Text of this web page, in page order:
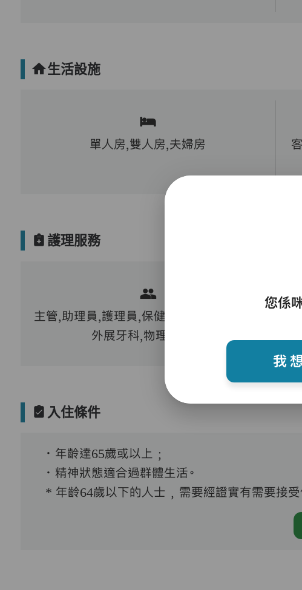
生活設施
單人房,雙人房,夫婦房
護理服務
主管,助理員,護理員,保健員,護士,到診醫生,
外展牙科,物理治療師
入住條件
．年齡達65歲或以上﹔
．精神狀態適合過群體生活。
* 年齡64歲以下的人士﹐需要經證實有需要接受
您係
我